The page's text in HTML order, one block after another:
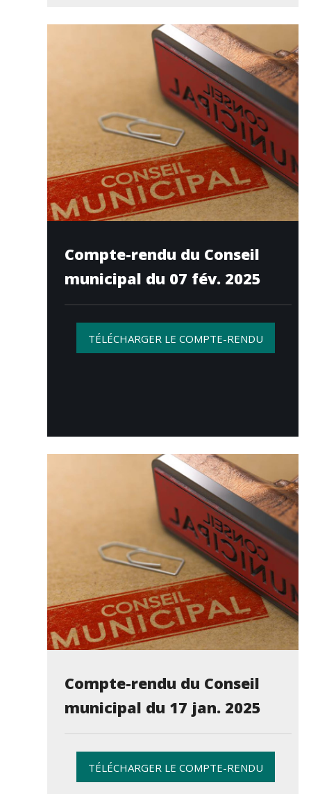
Compte-rendu du Conseil
municipal du 07 fév. 2025
TÉLÉCHARGER LE COMPTE-RENDU
Compte-rendu du Conseil
municipal du 17 jan. 2025
TÉLÉCHARGER LE COMPTE-RENDU